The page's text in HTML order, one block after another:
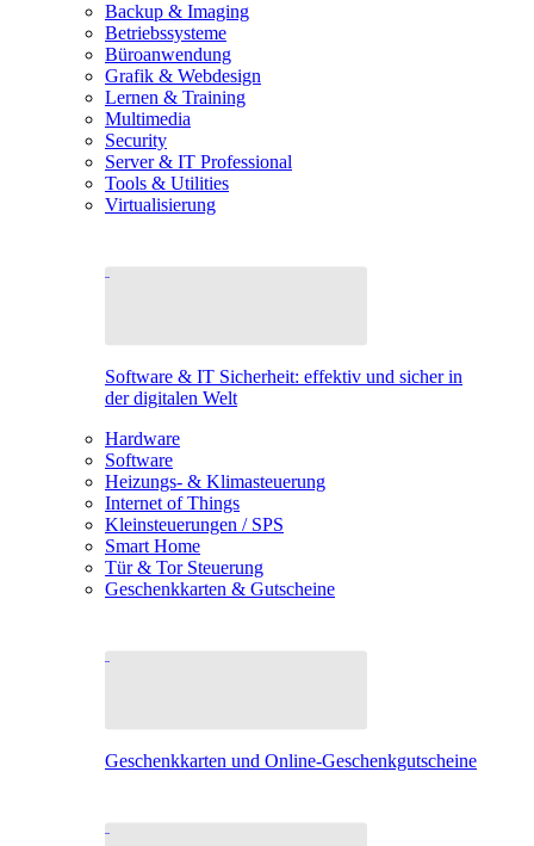
Backup & Imaging
Betriebssysteme
Büroanwendung
Grafik & Webdesign
Lernen & Training
Multimedia
Security
Server & IT Professional
Tools & Utilities
Virtualisierung
Software & IT Sicherheit: effektiv und sicher in
der digitalen Welt
Hardware
Software
Heizungs- & Klimasteuerung
Internet of Things
Kleinsteuerungen / SPS
Smart Home
Tür & Tor Steuerung
Geschenkkarten & Gutscheine
Geschenkkarten und Online-Geschenkgutscheine